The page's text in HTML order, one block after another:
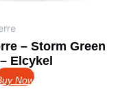
– Storm Green
Elcykel
Now